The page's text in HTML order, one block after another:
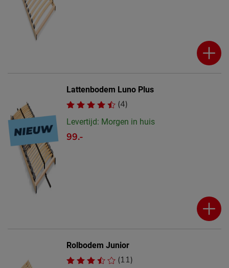
Lattenbodem Luno Plus
(4)
Levertijd: Morgen in huis
99.-
Rolbodem Junior
(11)